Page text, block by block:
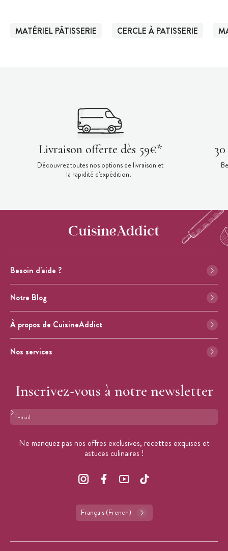
MATÉRIEL PÂTISSERIE CERCLE À PATISSERIE
Livraison offerte dès 59€*
Découvrez toutes nos options de livraison et
la rapidité d'expédition.
Besoin d'aide ?
Notre Blog
À propos de CuisineAddict
Nos services
Inscrivez-vous à notre newsletter
Format : adresse@email.com
Ne manquez pas nos offres exclusives, recettes exquises et
astuces culinaires !
Français (French)